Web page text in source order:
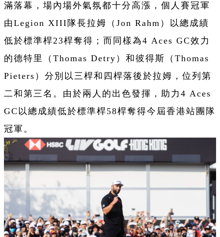
滿落幕，場內場外氣氛都十分高漲，個人賽冠軍
由Legion XIII隊長拉姆（Jon Rahm）以總成績
低於標準桿23桿奪得；而同樣為4 Aces GC效力
的德特里（Thomas Detry）和彼得斯（Thomas
Pieters）分別以三桿和四桿落後於拉姆，位列第
二和第三名。由於兩人的出色發揮，助力4 Aces
GC以總成績低於標準桿58桿奪得今屆香港站團隊
冠軍。